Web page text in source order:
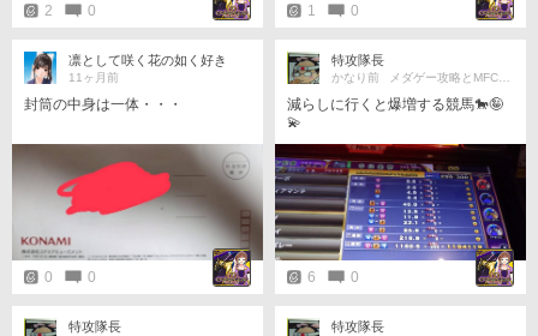
2 0 1 0
凛として咲く花の如く好き
11ヶ月前
封筒の中身は一体・・・
0 0
特攻隊長
かなり前 メダゲー攻略とMFC を少々?
減らしに行くと爆増する競馬🐎🤪
💫
6 0
特攻隊長 特攻隊長